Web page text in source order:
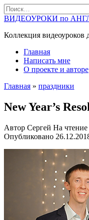
Перейти
к
содержанию
Search
for:
ВИДЕОУРОКИ по
Коллекция видеоуроков
Главная
Написать мне
О проекте и авторе
Главная » праздники
New Year’s
Автор Сергей На чтение
Опубликовано